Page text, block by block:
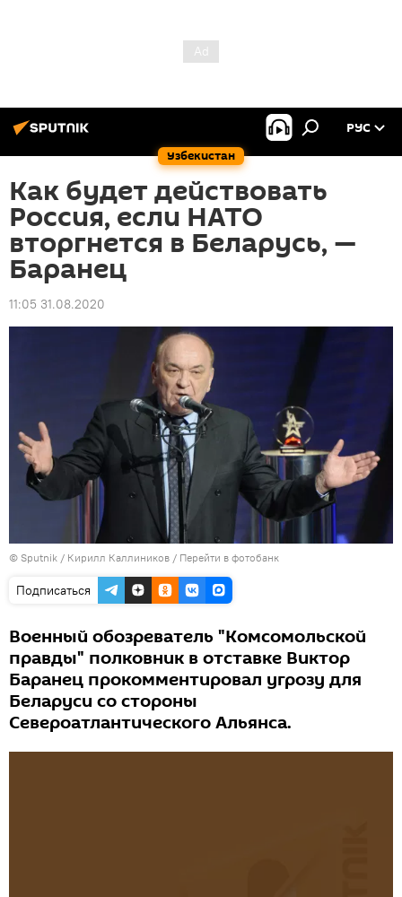
Узбекистан
РУС
Как будет действовать
Россия, если НАТО
вторгнется в Беларусь, —
Баранец
11:05 31.08.2020
© Sputnik / Кирилл Каллиников / Перейти в фотобанк
Подписаться
Военный обозреватель "Комсомольской
правды" полковник в отставке Виктор
Баранец прокомментировал угрозу для
Беларуси со стороны
Североатлантического Альянса.